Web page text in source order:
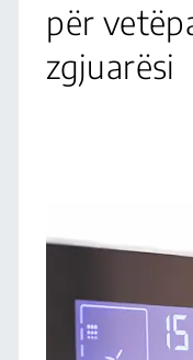
për
zgjuarësi